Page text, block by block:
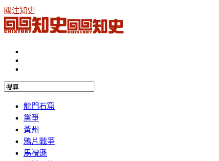
關注知史
龍門石窟
黨爭
黃州
鴉片戰爭
馬禮遜